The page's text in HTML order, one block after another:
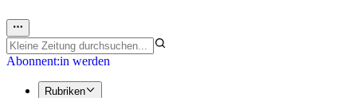
Abonnent:in werden
Rubriken